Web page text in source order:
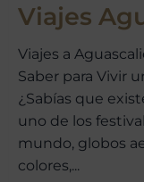
Viajes
Viajes a
Saber para Vivir
¿Sabías que
uno de los
mundo, globos
colores,...